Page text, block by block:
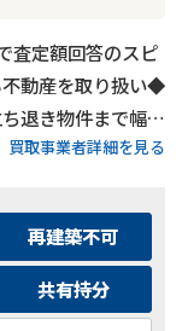
査定額回答のスピ
動産を取り扱い◆
退き物件まで幅広
相談可能
買取事業者詳細を見る
再建築不可
共有持分